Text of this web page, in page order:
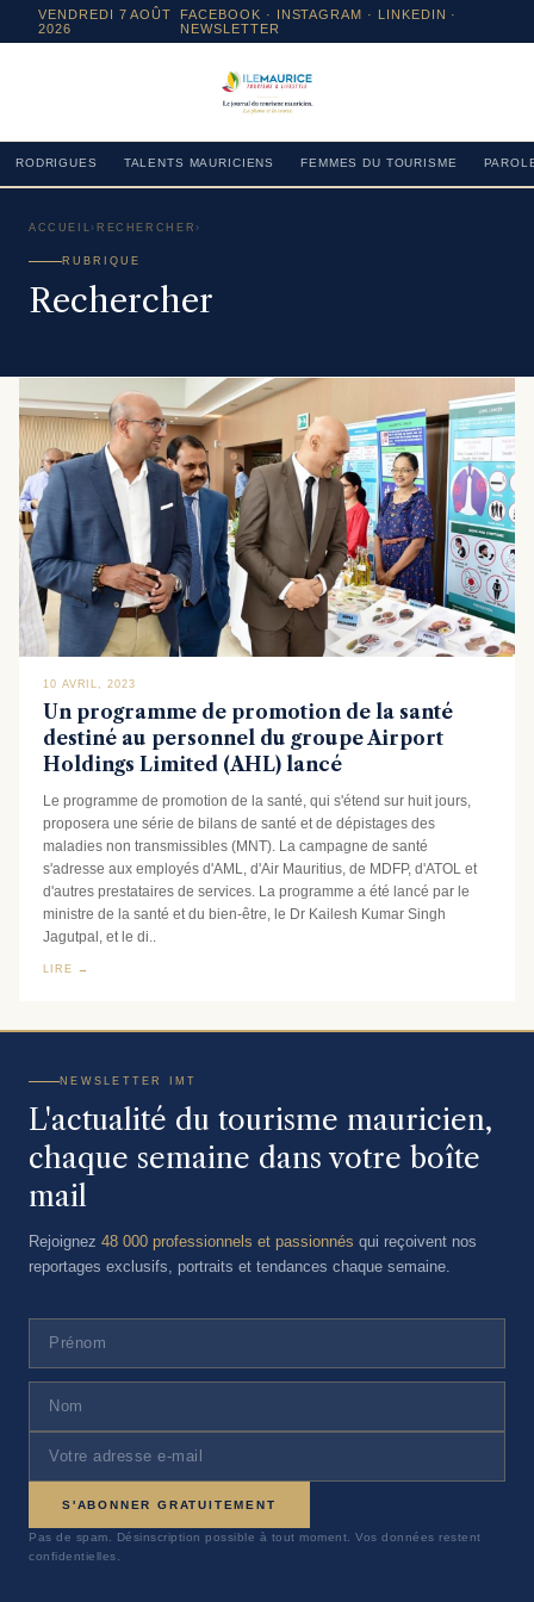
VENDREDI 7 AOÛT
2026
FACEBOOK · INSTAGRAM · LINKEDIN ·
NEWSLETTER
RODRIGUES TALENTS MAURICIENS FEMMES DU TOURISME
ACCUEIL › RECHERCHER ›
RUBRIQUE
Rechercher
10 AVRIL, 2023
Un programme de promotion de la santé
destiné au personnel du groupe Airport
Holdings Limited (AHL) lancé
Le programme de promotion de la santé, qui s'étend sur huit jours,
proposera une série de bilans de santé et de dépistages des
maladies non transmissibles (MNT). La campagne de santé
s'adresse aux employés d'AML, d'Air Mauritius, de MDFP, d'ATOL et
d'autres prestataires de services. La programme a été lancé par le
ministre de la santé et du bien-être, le Dr Kailesh Kumar Singh
Jagutpal, et le di..
LIRE →
NEWSLETTER IMT
L'actualité du tourisme mauricien,
chaque semaine dans votre boîte
mail
Rejoignez 48 000 professionnels et passionnés qui reçoivent nos
reportages exclusifs, portraits et tendances chaque semaine.
S'ABONNER GRATUITEMENT
Pas de spam. Désinscription possible à tout moment. Vos données restent
confidentielles.